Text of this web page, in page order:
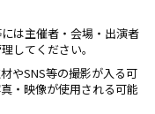
は主催者・会場・出演者
してください。
やSNS等の撮影が入る可
・映像が使用される可能